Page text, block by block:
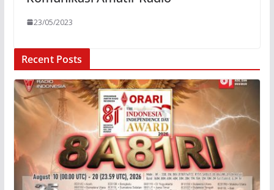
23/05/2023
Recent Posts